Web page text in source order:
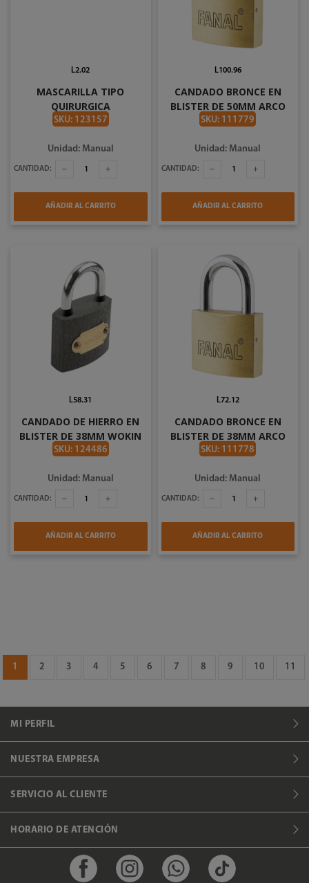
MASCARILLA TIPO
QUIRURGICA
SKU: 123157
L2.02
Unidad: Manual
CANTIDAD:
AÑADIR AL CARRITO
CANDADO BRONCE EN
BLISTER DE 50MM ARCO
CORTO FANAL V1-FH50-B
SKU: 111779
L100.96
Unidad: Manual
CANTIDAD:
AÑADIR AL CARRITO
CANDADO DE HIERRO EN
BLISTER DE 38MM WOKIN
660538
SKU: 124486
L58.31
Unidad: Manual
CANTIDAD:
AÑADIR AL CARRITO
CANDADO BRONCE EN
BLISTER DE 38MM ARCO
LARGO FANAL V1-FH38-B-
SKU: 111778
L72.12
Unidad: Manual
CANTIDAD:
AÑADIR AL CARRITO
1 2 3 4 5 6 7 8 9 10 11
MI PERFIL
NUESTRA EMPRESA
SERVICIO AL CLIENTE
HORARIO DE ATENCIÓN